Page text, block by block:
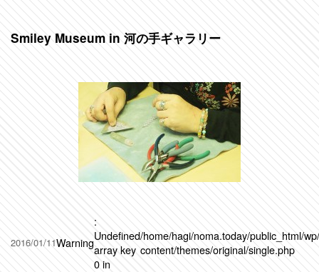
Smiley Museum in 河の手ギャラリー
2016/01/11Warning
:
Undefined
array key
0 in
/home/hagi/noma.today/public_html/
content/themes/original/single.php